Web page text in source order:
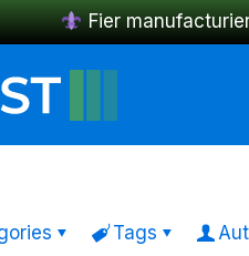
Fier
Tags